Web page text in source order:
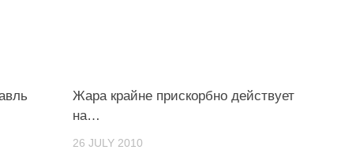
Жара крайне прискорбно действует
на…
26 JULY 2010